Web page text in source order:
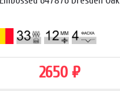
2650 ₽